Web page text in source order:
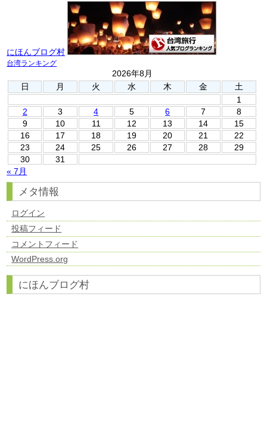
にほんブログ村
台湾ランキング
2026年8月
日
月 火 水 木 金
土
1
2
3 4 5 6 7
8
9
10 11 12 13 14
15
16
17 18 19 20 21
22
23
24 25 26 27 28
29
30
31
« 7月
メタ情報
ログイン
投稿フィード
コメントフィード
WordPress.org
にほんブログ村